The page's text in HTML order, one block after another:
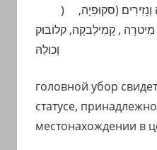
) נָזִירִים (סקוּפִיָה,
מִיטרָה , קָמִילַבקָה, קלוֹבּוּק
וְכוּלֵהּ
головной убор
статусе,
местонахождении в